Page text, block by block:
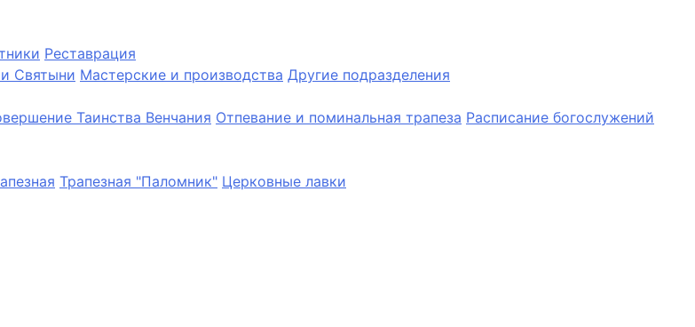
Реставрация
Святыни Мастерские и производства Другие подразделения
Таинства Венчания Отпевание и поминальная трапеза Расписание богослужений
Трапезная "Паломник" Церковные лавки